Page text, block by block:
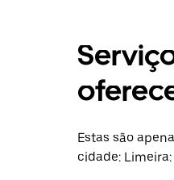
Estas são
cidade: Limeira: